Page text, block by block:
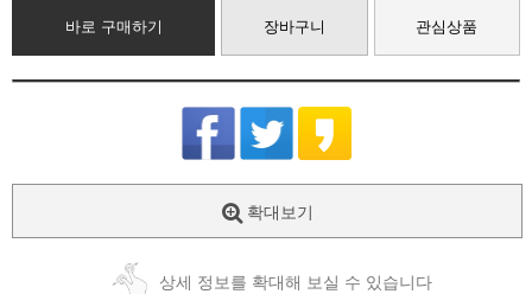
바로 구매하기 장바구니 관심상품
확대보기
상세 정보를 확대해 보실 수 있습니다